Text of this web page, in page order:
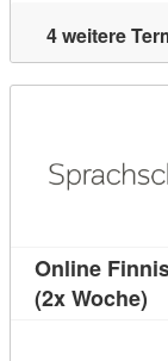
4 weitere
Online
(2x Woche)